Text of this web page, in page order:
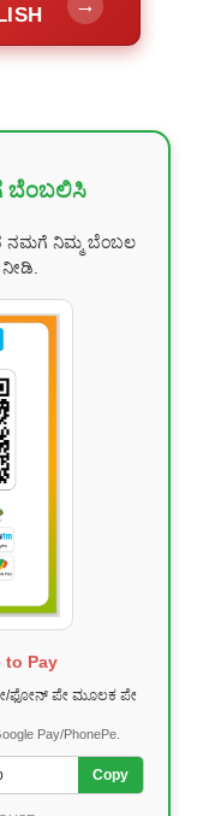
→
ಬೆಂಬಲಿಸಿ
ನಮಗೆ ನಿಮ್ಮ ಬೆಂಬಲ
to Pay
ಫೋನ್ ಪೇ ಮೂಲಕ ಪೇ
Pay/PhonePe.
Copy